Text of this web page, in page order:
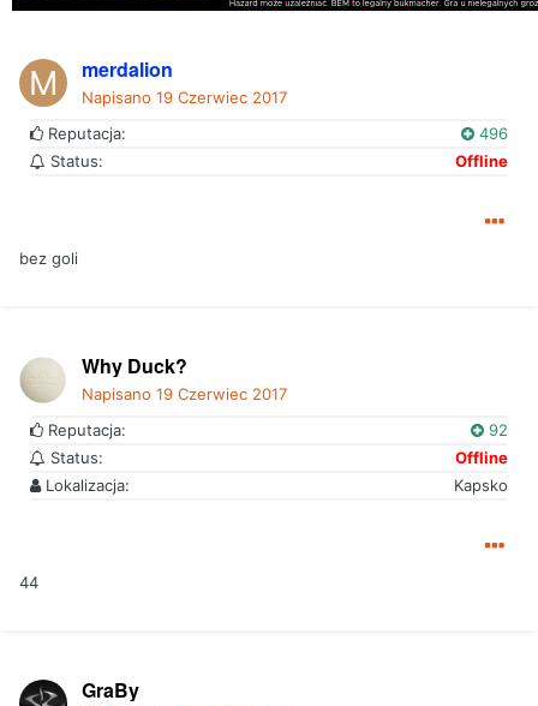
merdalion
Napisano 19 Czerwiec 2017
Reputacja:
496
Status:
Offline
bez goli
Why Duck?
Napisano 19 Czerwiec 2017
Reputacja:
92
Status:
Offline
Lokalizacja:
Kapsko
44
GraBy